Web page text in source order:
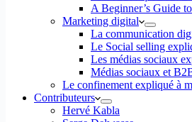
A Beginner’s Guide
Marketing digital
La communication
Le Social selling
Les médias sociaux
Médias sociaux et
Le confinement expliqué à
Contributeurs
Hervé Kabla